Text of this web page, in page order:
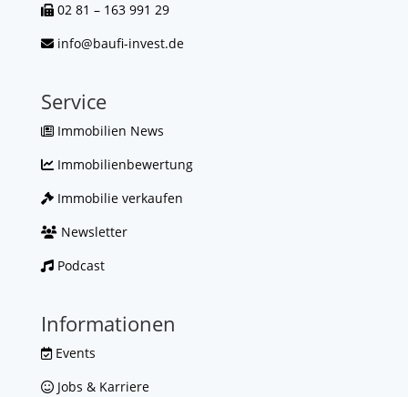
02 81 – 163 991 29
info@baufi-invest.de
Service
Immobilien News
Immobilienbewertung
Immobilie verkaufen
Newsletter
Podcast
Informationen
Events
Jobs & Karriere